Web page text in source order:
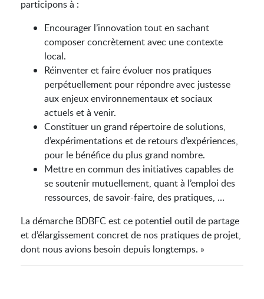
participons à :
Encourager l’innovation tout en sachant
composer concrètement avec une contexte
local.
Réinventer et faire évoluer nos pratiques
perpétuellement pour répondre avec justesse
aux enjeux environnementaux et sociaux
actuels et à venir.
Constituer un grand répertoire de solutions,
d’expérimentations et de retours d’expériences,
pour le bénéfice du plus grand nombre.
Mettre en commun des initiatives capables de
se soutenir mutuellement, quant à l’emploi des
ressources, de savoir-faire, des pratiques, …
La démarche BDBFC est ce potentiel outil de partage
et d’élargissement concret de nos pratiques de projet,
dont nous avions besoin depuis longtemps. »